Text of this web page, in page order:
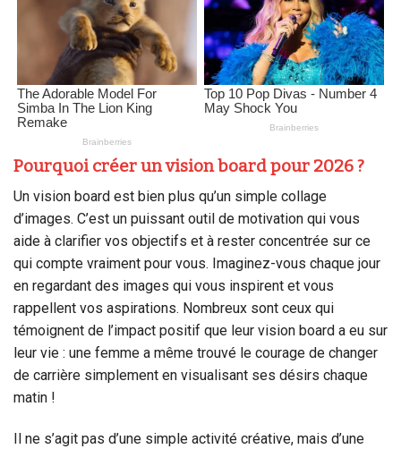
Pourquoi créer un vision board pour 2026 ?
Un vision board est bien plus qu’un simple collage
d’images. C’est un puissant outil de motivation qui vous
aide à clarifier vos objectifs et à rester concentrée sur ce
qui compte vraiment pour vous. Imaginez-vous chaque jour
en regardant des images qui vous inspirent et vous
rappellent vos aspirations. Nombreux sont ceux qui
témoignent de l’impact positif que leur vision board a eu sur
leur vie : une femme a même trouvé le courage de changer
de carrière simplement en visualisant ses désirs chaque
matin !
Il ne s’agit pas d’une simple activité créative, mais d’une